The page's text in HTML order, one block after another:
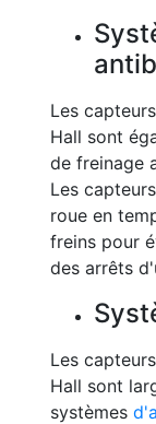
Les
Hall sont
de freinage
Les
roue en
freins pour
des arrêts
Les
Hall sont
systèmes